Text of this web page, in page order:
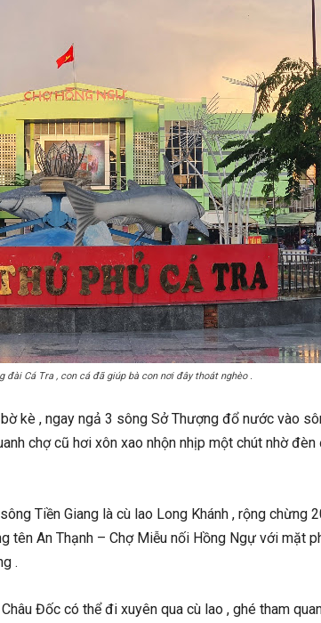
Cá Tra , con cá đã giúp bà con nơi đây thoát nghèo .
kè , ngay ngả 3 sông Sở Thượng đổ nước vào
chợ cũ hơi xôn xao nhộn nhịp một chút nhờ
Tiền Giang là cù lao Long Khánh , rộng
tên An Thạnh – Chợ Miễu nối Hồng Ngự với mặt
.
Đốc có thể đi xuyên qua cù lao , ghé tham